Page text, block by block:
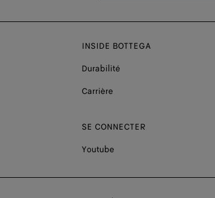
INSIDE BOTTEGA
Durabilité
Carrière
SE CONNECTER
Youtube